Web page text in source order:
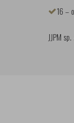
16 –
JJPM